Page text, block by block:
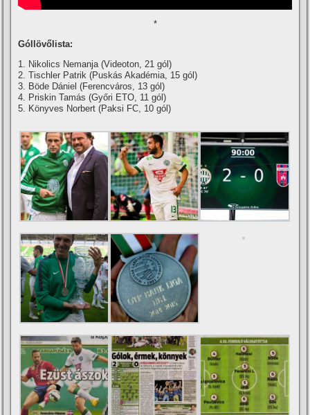
*
Góllövőlista:
1. Nikolics Nemanja (Videoton, 21 gól)
2. Tischler Patrik (Puskás Akadémia, 15 gól)
3. Böde Dániel (Ferencváros, 13 gól)
4. Priskin Tamás (Győri ETO, 11 gól)
5. Könyves Norbert (Paksi FC, 10 gól)